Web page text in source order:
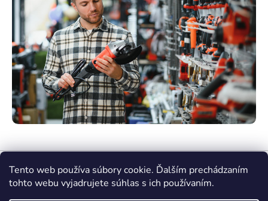
Tento web používa súbory cookie. Ďalším prechádzaním
tohto webu vyjadrujete súhlas s ich používaním.